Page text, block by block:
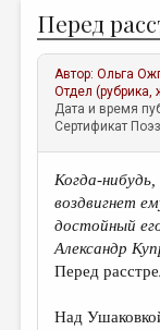
ЖАНРЫ
АВТОРЫ
КОММЕНТАРИИ
ЛИТСАЛОН
НОВОСТИ
ПРАВИЛА САЙТА
ОТДЕЛЫ И РУБРИКИ
ИЗБРАННОЕ
Перед
Автор:Ольга
Отдел (рубрика,
Дата и время
Сертификат
Когда-
воздвигнет
достойный
Александр
Перед
Над